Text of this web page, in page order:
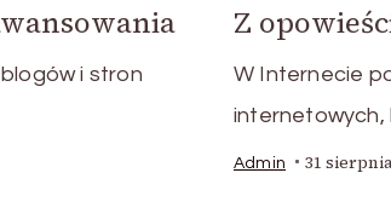
i stron
Z
W Internecie
internetowych,
Admin 31